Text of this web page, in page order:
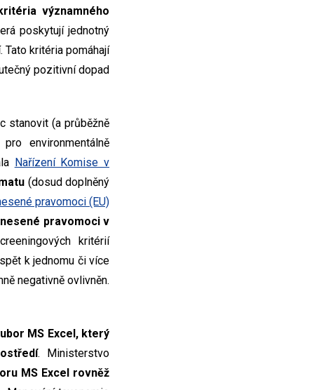
významného
poskytují jednotný
kritéria pomáhají
pozitivní dopad
stanovit (a průběžně
environmentálně
Nařízení Komise v
(dosud doplněný
pravomoci (EU)
pravomoci v
kritérií
k jednomu či více
negativně ovlivněn.
MS Excel, který
. Ministerstvo
MS Excel rovněž